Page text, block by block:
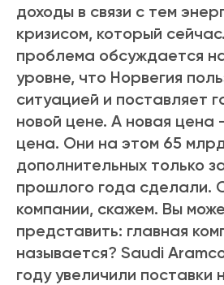
доходы в связи с тем
кризисом, который
проблема обсуждается
уровне, что Норвегия
ситуацией и поставляет
новой цене. А новая цена
цена. Они на этом 65
дополнительных только
прошлого года сделали.
компании, скажем. Вы
представить: главная
называется? Saudi
году увеличили поставки